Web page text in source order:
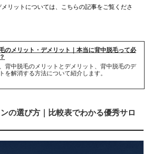
リットについては、こちらの記事をご覧くださ
のメリット・デメリット｜本当に背中脱毛って必
背中脱毛のメリットとデメリット、背中脱毛のデ
を解消する方法について紹介します。
の選び方｜比較表でわかる優秀サロ